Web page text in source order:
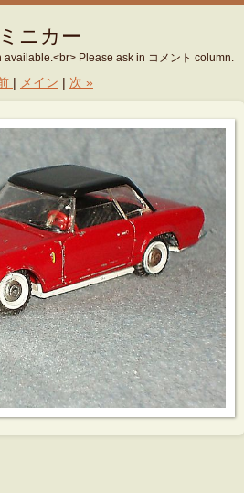
ミニカー
available.<br> Please ask in コメント column.
メイン 次 »